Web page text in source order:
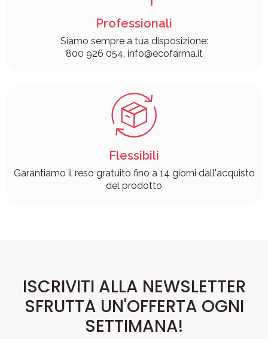
Professionali
Siamo sempre a tua disposizione:
800 926 054, info@ecofarma.it
Flessibili
Garantiamo il reso gratuito fino a 14 giorni dall'acquisto
del prodotto
ISCRIVITI ALLA NEWSLETTER
SFRUTTA UN'OFFERTA OGNI
SETTIMANA!